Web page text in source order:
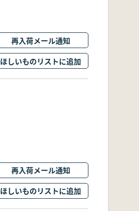
再入荷メール通知
ほしいものリストに追加
再入荷メール通知
ほしいものリストに追加